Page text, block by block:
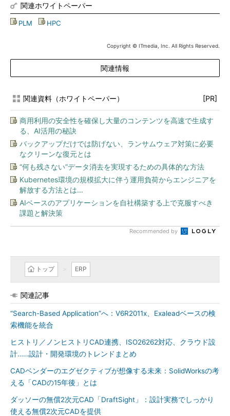
関連ホワイトペーパー
PLM HPC
Copyright © ITmedia, Inc. All Rights Reserved.
関連情報
関連資料（ホワイトペーパー） [PR]
商用利用の安全性を確保し大量のコンテンツを高速で生成す
る、AI活用の秘訣
バックアップだけでは防げない、ランサムウェア対策に必要
なクリーンな復元とは
“何も残さない”データ消去を実現するための具体的な方法
Kubernetes環境の規模拡大に伴う運用負荷からエンジニアを
解放する方法とは...
AIベースのアプリケーションを自社構築する上で克服すべき
課題と解決策
Recommended by
トップ ERP
関連記事
“Search-Based Application”へ：V6R2011x、Exaleadベースの検
索機能を統合
ヒストリ／ノンヒストリCAD連携、ISO26262対応、クラウド設
計……設計・開発環境のトレンドまとめ
CADベンダーのエグゼクティブが想像する未来：SolidWorksの考
える「CADの15年後」とは
ダッソーの無償2次元CAD「DraftSight」：設計実務でしっかり
使える無償2次元CADを提供